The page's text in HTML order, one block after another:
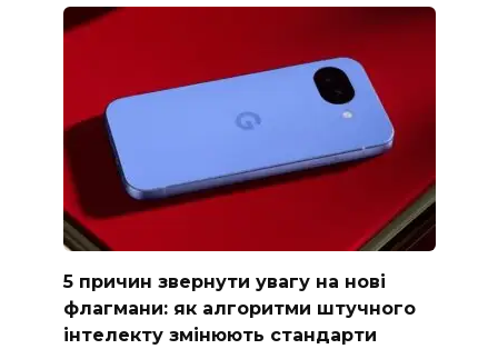
5 причин звернути увагу на нові
флагмани: як алгоритми штучного
інтелекту змінюють стандарти